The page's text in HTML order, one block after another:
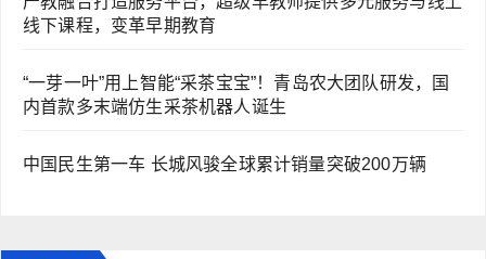
线下课程，变革早期教育
“一芽一叶”用上智能“采茶宝宝”！青岛农大团队研发，国
内首款多末端仿生采茶机器人诞生
中国民生第一车 长城风骏全球累计销量突破200万辆